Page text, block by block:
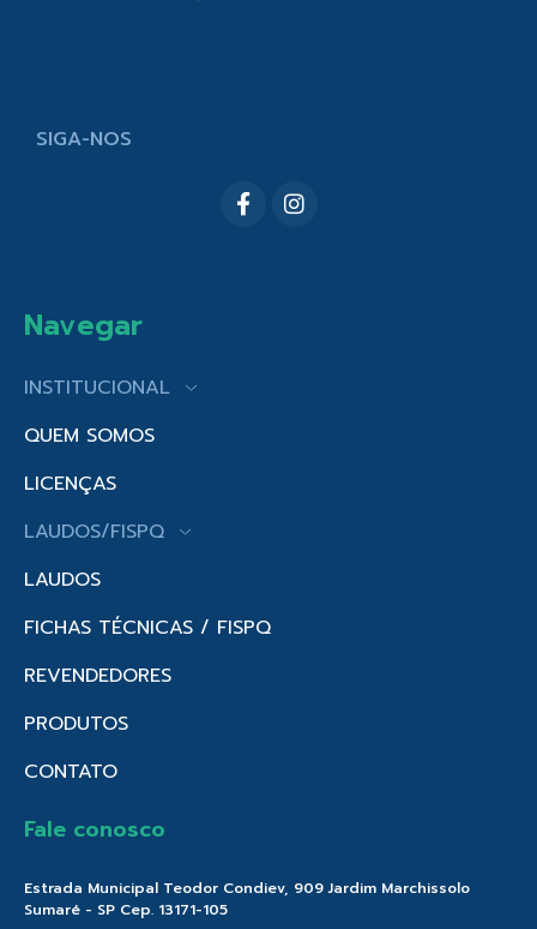
SIGA-NOS
Navegar
INSTITUCIONAL
QUEM SOMOS
LICENÇAS
LAUDOS/FISPQ
LAUDOS
FICHAS TÉCNICAS / FISPQ
REVENDEDORES
PRODUTOS
CONTATO
Fale conosco
Estrada Municipal Teodor Condiev, 909 Jardim Marchissolo
Sumaré - SP Cep. 13171-105